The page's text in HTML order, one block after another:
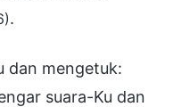
.
dan mengetuk:
suara-Ku dan